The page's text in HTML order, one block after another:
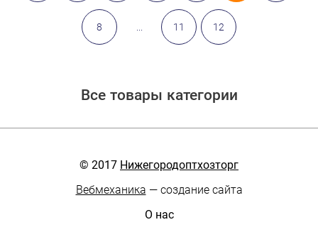
8 ... 11 12
Все товары категории
© 2017 Нижегородоптхозторг
Вебмеханика — создание сайта
О нас